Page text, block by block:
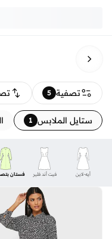
تصفية 5
ستايل الملابس 1
أيه-لاين فيت أند فلير